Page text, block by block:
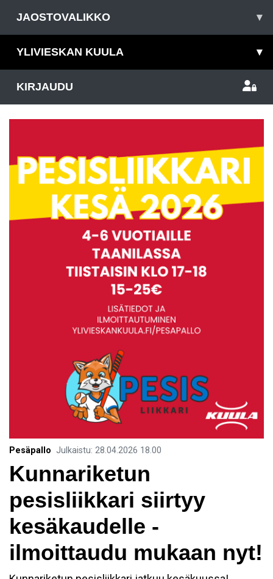
JAOSTOVALIKKO ▾
YLIVIESKAN KUULA ▾
KIRJAUDU
Pesäpallo Julkaistu: 28.04.2026 18.00
Kunnariketun
pesisliikkari siirtyy
kesäkaudelle -
ilmoittaudu mukaan nyt!